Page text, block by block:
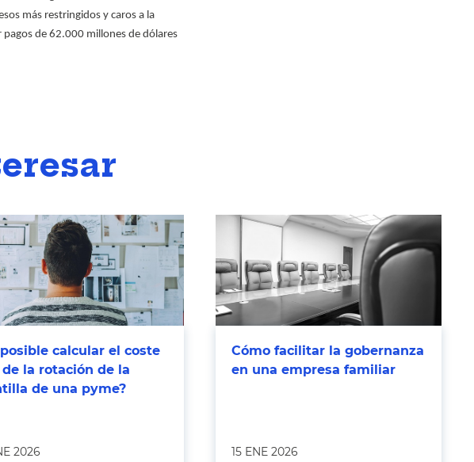
más restringidos y caros a la
de 62.000 millones de dólares
posible calcular el coste
la rotación de la
de una pyme?
2026
Cómo facilitar la gobernanza
en una empresa familiar
15 ENE 2026